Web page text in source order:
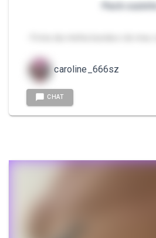
Pack cuzinho
caroline_666sz
CHAT